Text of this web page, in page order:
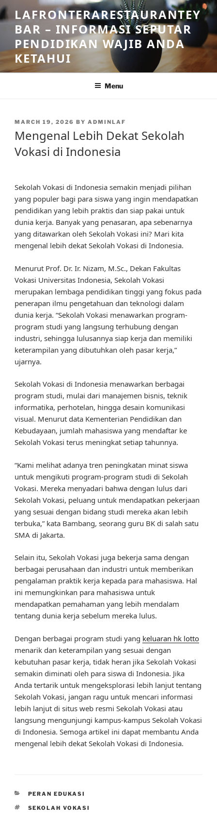
Skip
to
content
LAFRONTERARESTAURANTEY
BAR – INFORMASI SEPUTAR
PENDIDIKAN WAJIB ANDA
KETAHUI
Menu
POSTED
MARCH 19, 2026 BY ADMINLAF
Mengenal Lebih Dekat Sekolah
Vokasi di Indonesia
Sekolah Vokasi di Indonesia semakin menjadi pilihan
yang populer bagi para siswa yang ingin mendapatkan
pendidikan yang lebih praktis dan siap pakai untuk
dunia kerja. Banyak yang penasaran, apa sebenarnya
yang ditawarkan oleh Sekolah Vokasi ini? Mari kita
mengenal lebih dekat Sekolah Vokasi di Indonesia.
Menurut Prof. Dr. Ir. Nizam, M.Sc., Dekan Fakultas
Vokasi Universitas Indonesia, Sekolah Vokasi
merupakan lembaga pendidikan tinggi yang fokus pada
penerapan ilmu pengetahuan dan teknologi dalam
dunia kerja. “Sekolah Vokasi menawarkan program-
program studi yang langsung terhubung dengan
industri, sehingga lulusannya siap kerja dan memiliki
keterampilan yang dibutuhkan oleh pasar kerja,”
ujarnya.
Sekolah Vokasi di Indonesia menawarkan berbagai
program studi, mulai dari manajemen bisnis, teknik
informatika, perhotelan, hingga desain komunikasi
visual. Menurut data Kementerian Pendidikan dan
Kebudayaan, jumlah mahasiswa yang mendaftar ke
Sekolah Vokasi terus meningkat setiap tahunnya.
“Kami melihat adanya tren peningkatan minat siswa
untuk mengikuti program-program studi di Sekolah
Vokasi. Mereka menyadari bahwa dengan lulus dari
Sekolah Vokasi, peluang untuk mendapatkan pekerjaan
yang sesuai dengan bidang studi mereka akan lebih
terbuka,” kata Bambang, seorang guru BK di salah satu
SMA di Jakarta.
Selain itu, Sekolah Vokasi juga bekerja sama dengan
berbagai perusahaan dan industri untuk memberikan
pengalaman praktik kerja kepada para mahasiswa. Hal
ini memungkinkan para mahasiswa untuk
mendapatkan pemahaman yang lebih mendalam
tentang dunia kerja sebelum mereka lulus.
Dengan berbagai program studi yang keluaran hk lotto
menarik dan keterampilan yang sesuai dengan
kebutuhan pasar kerja, tidak heran jika Sekolah Vokasi
semakin diminati oleh para siswa di Indonesia. Jika
Anda tertarik untuk mengeksplorasi lebih lanjut tentang
Sekolah Vokasi, jangan ragu untuk mencari informasi
lebih lanjut di situs web resmi Sekolah Vokasi atau
langsung mengunjungi kampus-kampus Sekolah Vokasi
di Indonesia. Semoga artikel ini dapat membantu Anda
mengenal lebih dekat Sekolah Vokasi di Indonesia.
CATEGORIES
PERAN EDUKASI
TAGS
SEKOLAH VOKASI